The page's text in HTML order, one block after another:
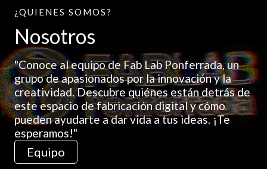
¿QUIENES SOMOS?
Nosotros
"Conoce al equipo de Fab Lab Ponferrada, un
grupo de apasionados por la innovación y la
creatividad. Descubre quiénes están detrás de
este espacio de fabricación digital y cómo
pueden ayudarte a dar vida a tus ideas. ¡Te
esperamos!"
Equipo